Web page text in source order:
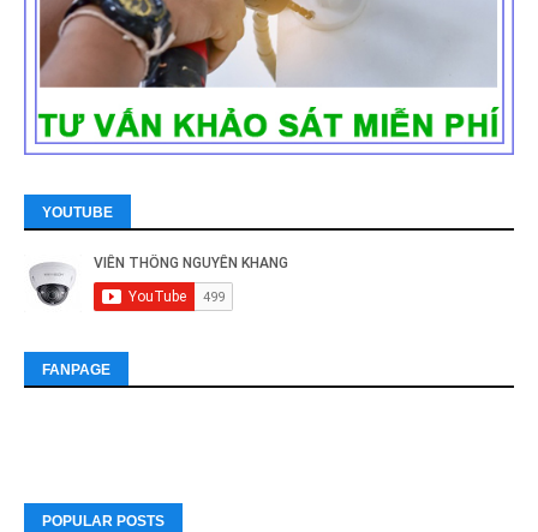
YOUTUBE
FANPAGE
POPULAR POSTS